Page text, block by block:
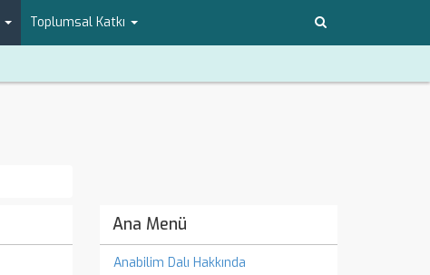
Toplumsal Katkı
Ana Menü
Anabilim Dalı Hakkında